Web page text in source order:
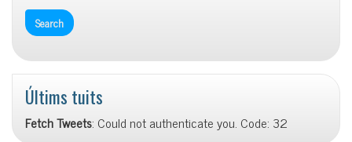
Últims tuits
Fetch Tweets: Could not authenticate you. Code: 32